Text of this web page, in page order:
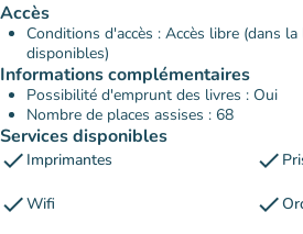
Accès
Conditions d'accès : Accès libre (dans
disponibles)
Informations complémentaires
Possibilité d'emprunt des livres : Oui
Nombre de places assises : 68
Services disponibles
check Imprimantes check
checkWifi check